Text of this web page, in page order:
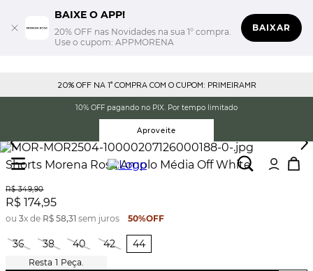
BAIXE O APP!
20% OFF nas Novidades na sua 1° compra.
Use o cupom: APPMORENA
BAIXAR
20% OFF NA 1° COMPRA COM O CUPOM: PRIMEIRAMR
10% OFF pagando no PIX. Por tempo limitado
Aproveite
Shorts Morena Rosa Amplo Média Off White
R$ 349,90
R$ 174,95
ou 3x de R$ 58,31 sem juros 50%OFF
36 38 40 42 44
1 Peça.